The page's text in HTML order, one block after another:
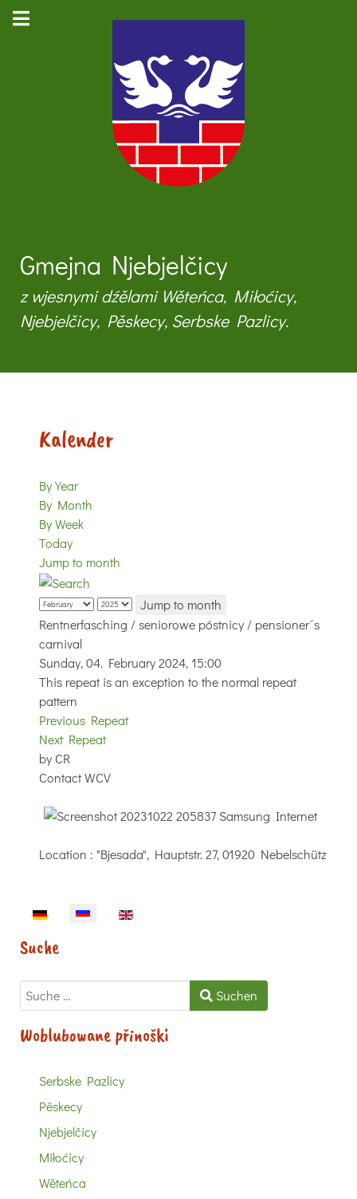
Gmejna Njebjelčicy
z wjesnymi dźělami Wěteńca, Miłoćicy,
Njebjelčicy, Pěskecy, Serbske Pazlicy.
Kalender
By Year
By Month
By Week
Today
Jump to month
Jump to month
Rentnerfasching / seniorowe póstnicy / pensioner´s
carnival
Sunday, 04. February 2024, 15:00
This repeat is an exception to the normal repeat
pattern
Previous Repeat
Next Repeat
by CR
ContactWCV
Location : "Bjesada", Hauptstr. 27, 01920 Nebelschütz
Sprache auswählen
Suche
Suchen Suchen
Woblubowane přinoški
Serbske Pazlicy
Pěskecy
Njebjelčicy
Miłoćicy
Wěteńca